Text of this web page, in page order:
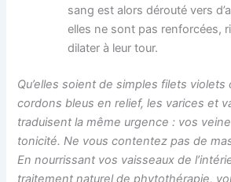
sang est alors dérouté vers
elles ne sont pas renforcées,
dilater à leur tour.
Qu’elles soient de simples filets violets
cordons bleus en relief, les varices et
traduisent la même urgence : vos
tonicité. Ne vous contentez pas de
En nourrissant vos vaisseaux de
traitement naturel de phytothérapie,